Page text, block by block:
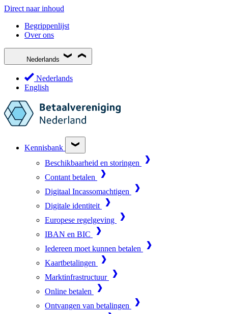
Direct naar inhoud
Begrippenlijst
Over ons
Nederlands
Nederlands
English
Kennisbank
Beschikbaarheid en storingen
Contant betalen
Digitaal Incassomachtigen
Digitale identiteit
Europese regelgeving
IBAN en BIC
Iedereen moet kunnen betalen
Kaartbetalingen
Marktinfrastructuur
Online betalen
Ontvangen van betalingen